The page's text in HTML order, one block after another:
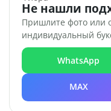
Не нашли
Пришлите фото или
индивидуальный
WhatsApp
MAX